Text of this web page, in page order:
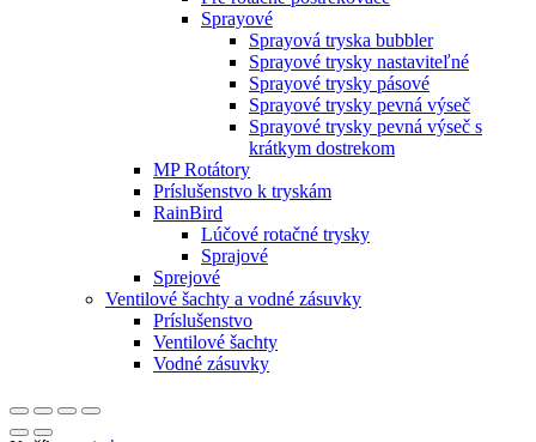
Sprayové
Sprayová tryska bubbler
Sprayové trysky nastaviteľné
Sprayové trysky pásové
Sprayové trysky pevná výseč
Sprayové trysky pevná výseč s
krátkym dostrekom
MP Rotátory
Príslušenstvo k tryskám
RainBird
Lúčové rotačné trysky
Sprajové
Sprejové
Ventilové šachty a vodné zásuvky
Príslušenstvo
Ventilové šachty
Vodné zásuvky